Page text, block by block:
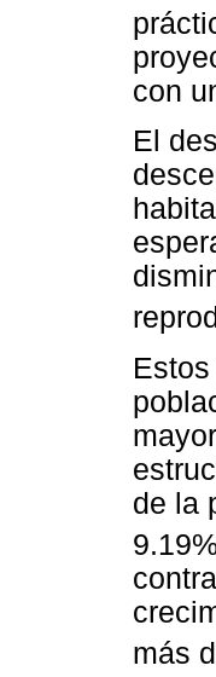
con
El
de la
más